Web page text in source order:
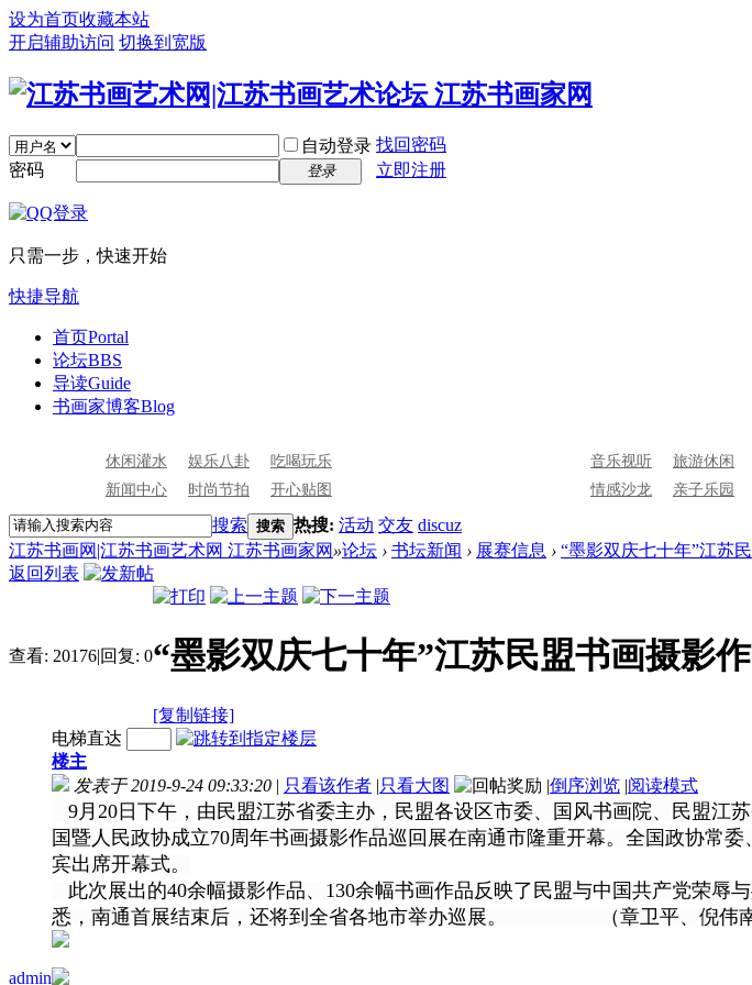
设为首页收藏本站
开启辅助访问 切换到宽版
自动登录 找回密码
密码
登录 立即注册
只需一步，快速开始
快捷导航
首页Portal
论坛BBS
导读Guide
书画家博客Blog
休闲灌水 娱乐八卦
吃喝玩乐
新闻中心
时尚节拍 开心贴图
音乐视听 旅游休闲
情感沙龙
亲子乐园
搜索 搜索 热搜: 活动 交友 discuz
江苏书画网|江苏书画艺术网 江苏书画家网 »论坛 › 书坛新闻 › 展赛信息 › “墨影双庆七十年”江苏
返回列表
查看: 20176|回复: 0“墨影双庆七十年”江苏民盟书画摄影
[复制链接]
admin
电梯直达
楼主
发表于 2019-9-24 09:33:20 | 只看该作者 |只看大图 |倒序浏览 |阅读模式
9月20日下午，由民盟江苏省委主办， 民盟各设区市委、国风书画院、民盟江
国暨人民政协成立70周年书画摄影作品巡回展在南通市隆重开幕。 全国政协常委
宾出席开幕式。
此次展出的40余幅摄影作品、130余幅书画作品反映了民盟与中国共产党荣辱
悉，南通首展结束后，还将到全省各地市举办巡展。
（章卫平、倪伟南